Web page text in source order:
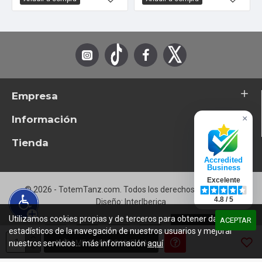
AVÍSAME CUANDO VUELVA
Empresa
Información
Tienda
© 2026 - TotemTanz.com. Todos los derechos reservados
Diseño: InterIberica
ACEPTAR
Utilizamos cookies propias y de terceros para obtener datos
estadísticos de la navegación de nuestros usuarios y mejorar
nuestros servicios... más informaciónaquí
×
Accredited
Business
Excelente
4.8 / 5